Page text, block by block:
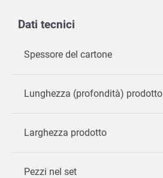
Dati tecnici
Spessore del cartone
Lunghezza (profondità) prodotto
Larghezza prodotto
Pezzi nel set